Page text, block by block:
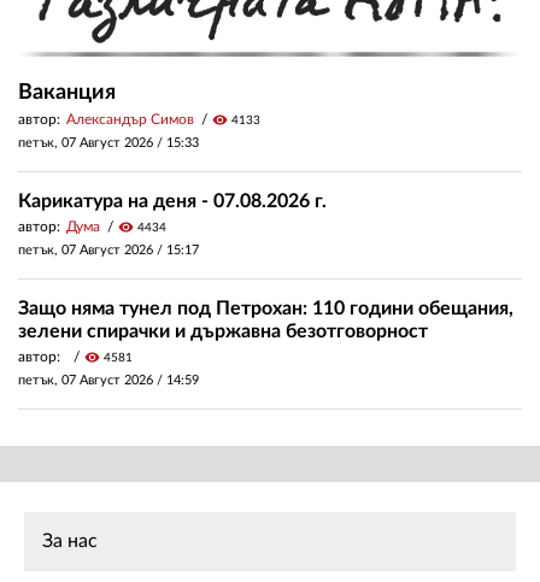
Ваканция
автор: Александър Симов visibility 4133
петък, 07 Август 2026 / 15:33
Карикатура на деня - 07.08.2026 г.
автор: Дума visibility 4434
петък, 07 Август 2026 / 15:17
Защо няма тунел под Петрохан: 110 години обещания,
зелени спирачки и държавна безотговорност
автор: visibility 4581
петък, 07 Август 2026 / 14:59
За нас